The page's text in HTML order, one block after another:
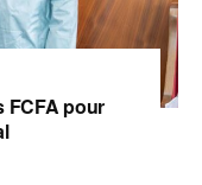
FCFA pour